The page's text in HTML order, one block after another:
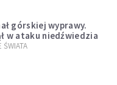
górskiej wyprawy.
w ataku niedźwiedzia